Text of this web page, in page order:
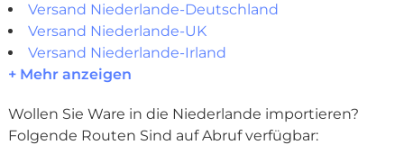
Versand Niederlande-Deutschland
Versand Niederlande-UK
Versand Niederlande-Irland
+ Mehr anzeigen
Wollen Sie Ware in die Niederlande importieren?
Folgende Routen Sind auf Abruf verfügbar: